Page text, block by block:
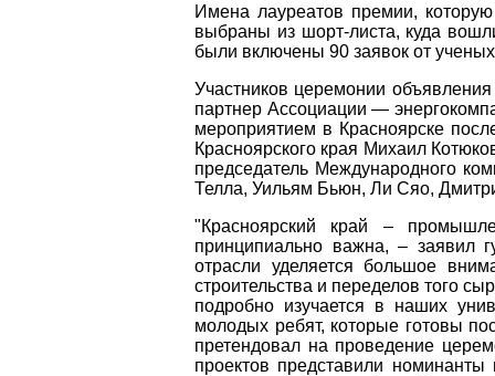
Имена лауреатов премии,
выбраны из шорт-листа, куда
были включены 90 заявок от
Участников церемонии
партнер Ассоциации —
мероприятием в Красноярске
Красноярского края Михаил
председатель Международного
Телла, Уильям Бьюн, Ли Сяо,
"Красноярский край –
принципиально важна, – заявил
отрасли уделяется большое
строительства и переделов того
подробно изучается в наших
молодых ребят, которые готовы
претендовал на проведение
проектов представили